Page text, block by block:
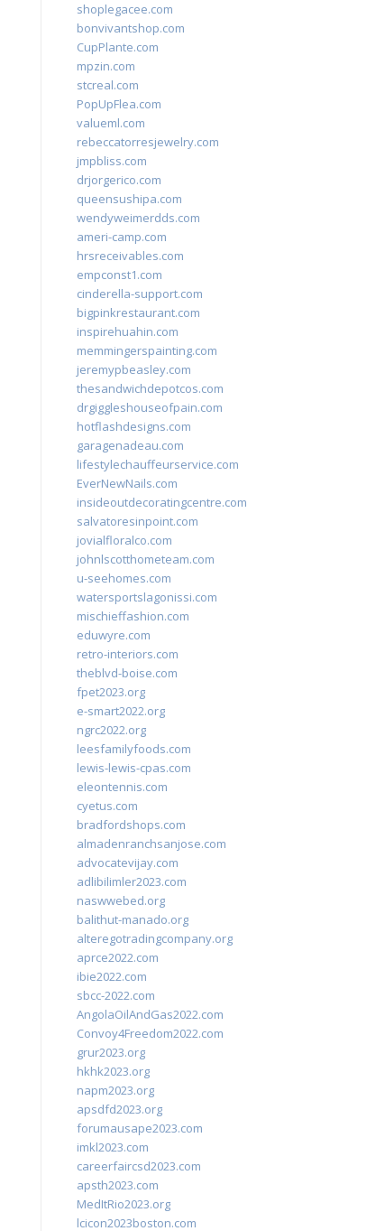
shoplegacee.com
bonvivantshop.com
CupPlante.com
mpzin.com
stcreal.com
PopUpFlea.com
valueml.com
rebeccatorresjewelry.com
jmpbliss.com
drjorgerico.com
queensushipa.com
wendyweimerdds.com
ameri-camp.com
hrsreceivables.com
empconst1.com
cinderella-support.com
bigpinkrestaurant.com
inspirehuahin.com
memmingerspainting.com
jeremypbeasley.com
thesandwichdepotcos.com
drgiggleshouseofpain.com
hotflashdesigns.com
garagenadeau.com
lifestylechauffeurservice.com
EverNewNails.com
insideoutdecoratingcentre.com
salvatoresinpoint.com
jovialfloralco.com
johnlscotthometeam.com
u-seehomes.com
watersportslagonissi.com
mischieffashion.com
eduwyre.com
retro-interiors.com
theblvd-boise.com
fpet2023.org
e-smart2022.org
ngrc2022.org
leesfamilyfoods.com
lewis-lewis-cpas.com
eleontennis.com
cyetus.com
bradfordshops.com
almadenranchsanjose.com
advocatevijay.com
adlibilimler2023.com
naswwebed.org
balithut-manado.org
alteregotradingcompany.org
aprce2022.com
ibie2022.com
sbcc-2022.com
AngolaOilAndGas2022.com
Convoy4Freedom2022.com
grur2023.org
hkhk2023.org
napm2023.org
apsdfd2023.org
forumausape2023.com
imkl2023.com
careerfaircsd2023.com
apsth2023.com
MedItRio2023.org
lcicon2023boston.com